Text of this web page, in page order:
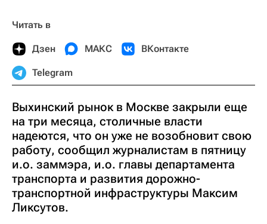
Читать в
Дзен МАКС ВКонтакте
Telegram
Выхинский рынок в Москве закрыли еще
на три месяца, столичные власти
надеются, что он уже не возобновит свою
работу, сообщил журналистам в пятницу
и.о. заммэра, и.о. главы департамента
транспорта и развития дорожно-
транспортной инфраструктуры Максим
Ликсутов.